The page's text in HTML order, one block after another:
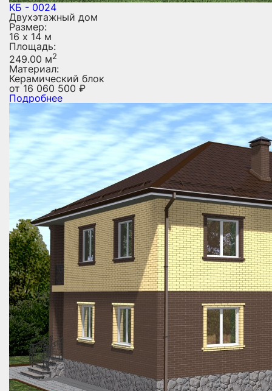
КБ - 0024
Двухэтажный дом
Размер:
16 х 14 м
Площадь:
249.00 м2
Материал:
Керамический блок
от16 060 500 ₽
Подробнее